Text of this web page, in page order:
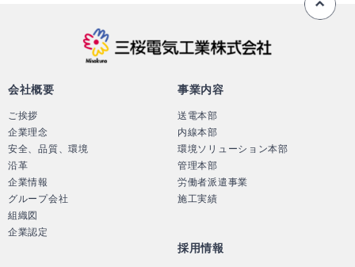
会社概要
ご挨拶
企業理念
安全、品質、環境
沿革
企業情報
グループ会社
組織図
企業認定
事業内容
送電本部
内線本部
環境ソリューション本部
管理本部
労働者派遣事業
施工実績
採用情報